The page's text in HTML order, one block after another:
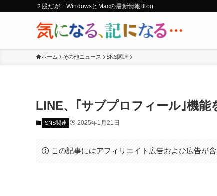
２股だが…WindowsとMacの最新情報Blog
ホーム その他ニュース SNS関連
LINE、｢サブプロフィール｣機
SNS関連 2025年1月21日
この記事にはアフィリエイト広告および広告が含